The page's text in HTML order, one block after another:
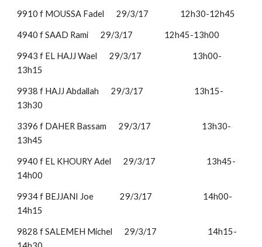
9910 f MOUSSA Fadel       29/3/17                  12h30-12h45
4940 f SAAD Rami       29/3/17                  12h45-13h00
9943 f EL HAJJ Wael       29/3/17                             13h00-
13h15
9938 f HAJJ Abdallah       29/3/17                             13h15-
13h30
3396 f DAHER Bassam       29/3/17                             13h30-
13h45
9940 f EL KHOURY Adel       29/3/17                             13h45-
14h00
9934 f BEJJANI Joe               29/3/17                             14h00-
14h15
9828 f SALEMEH Michel       29/3/17                             14h15-